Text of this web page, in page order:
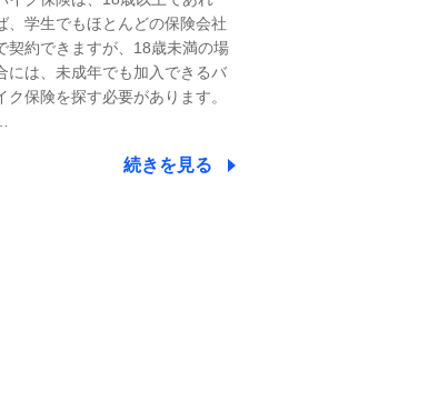
、学生でもほとんどの保険会社
契約できますが、18歳未満の場
には、未成年でも加入できるバ
ク保険を探す必要があります。
続きを見る